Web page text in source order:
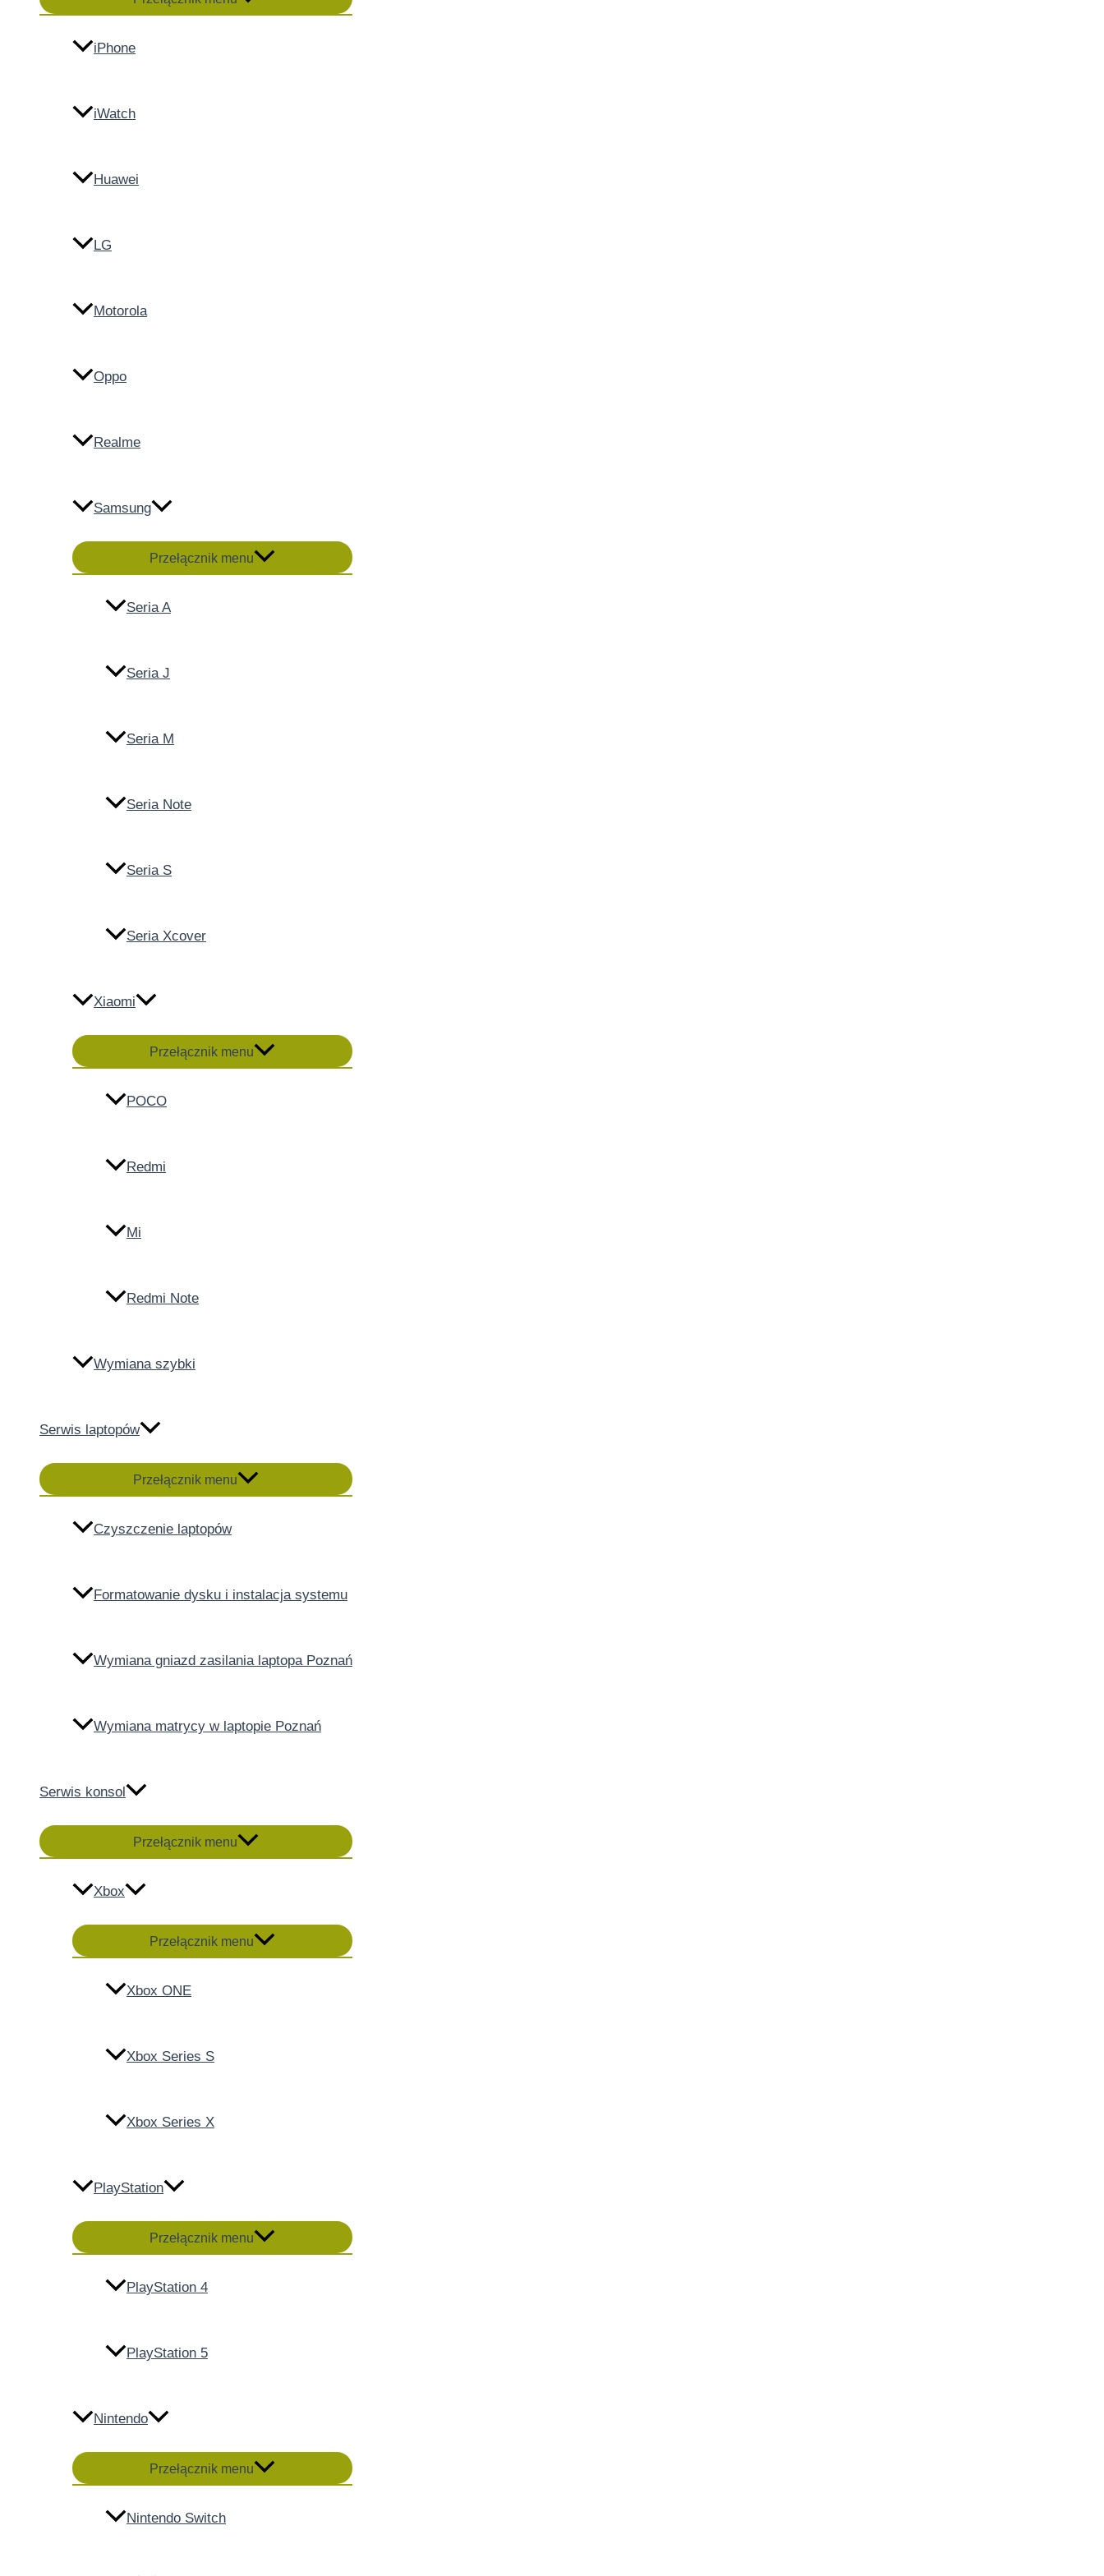
iPhone
iWatch
Huawei
LG
Motorola
Oppo
Realme
Samsung
Przełącznik menu
Seria A
Seria J
Seria M
Seria Note
Seria S
Seria Xcover
Xiaomi
Przełącznik menu
POCO
Redmi
Mi
Redmi Note
Wymiana szybki
Serwis laptopów
Przełącznik menu
Czyszczenie laptopów
Formatowanie dysku i instalacja systemu
Wymiana gniazd zasilania laptopa Poznań
Wymiana matrycy w laptopie Poznań
Serwis konsol
Przełącznik menu
Xbox
Przełącznik menu
Xbox ONE
Xbox Series S
Xbox Series X
PlayStation
Przełącznik menu
PlayStation 4
PlayStation 5
Nintendo
Przełącznik menu
Nintendo Switch